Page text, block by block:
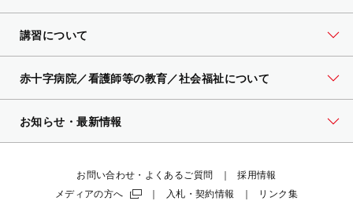
講習について
赤十字病院／看護師等の教育／社会福祉について
お知らせ・最新情報
お問い合わせ・よくあるご質問
採用情報
メディアの方へ
入札・契約情報
リンク集